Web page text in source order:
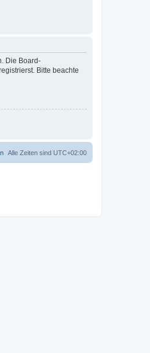
Die Board-
Bitte beachte
Alle Zeiten sind UTC+02:00